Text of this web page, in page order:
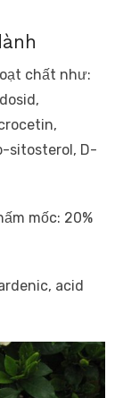
chất như:
sitosterol, D-
mốc: 20%
acid